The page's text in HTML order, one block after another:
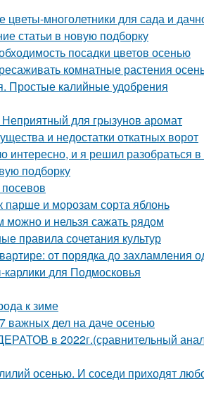
многолетники для сада и
статьи в новую подборку
посадки цветов осенью
комнатные растения
Простые калийные удобрения
для грызунов аромат
и недостатки откатных ворот
и я решил разобраться
подборку
и морозам сорта яблонь
можно и нельзя сажать рядом
правила сочетания культур
от порядка до захламления
для Подмосковья
к зиме
важных дел на даче осенью
в 2022г.(сравнительный
осенью. И соседи приходят